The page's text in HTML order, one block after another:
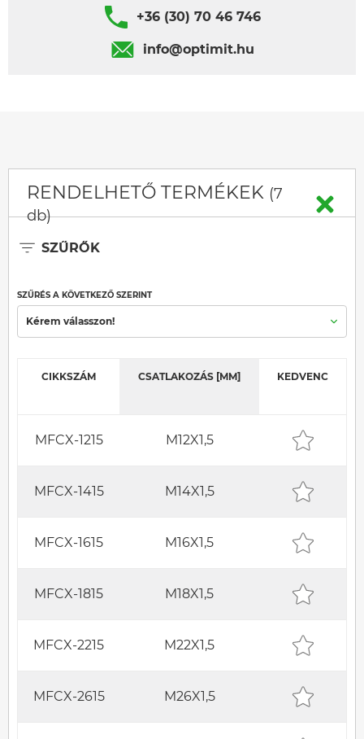
+36 (30) 70 46 746
info@optimit.hu
RENDELHETŐ TERMÉKEK (7
db)
SZŰRŐK
SZŰRÉS A KÖVETKEZŐ SZERINT
Kérem válasszon!
CIKKSZÁM CSATLAKOZÁS [MM] KEDVENC
MFCX-1215 M12X1,5
MFCX-1415 M14X1,5
MFCX-1615 M16X1,5
MFCX-1815 M18X1,5
MFCX-2215 M22X1,5
MFCX-2615 M26X1,5